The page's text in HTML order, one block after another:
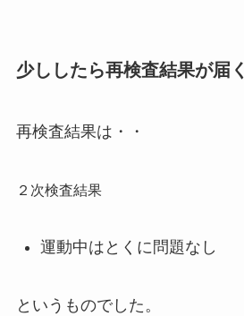
少ししたら再検査結果が届く
再検査結果は・・
２次検査結果
運動中はとくに問題なし
というものでした。